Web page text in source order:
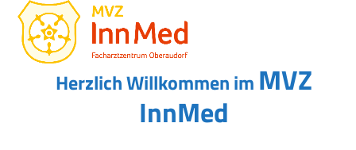
Skip
content
Open
mobile
menu
Close
mobile
menu
Herzlich Willkommen im MVZ
InnMed